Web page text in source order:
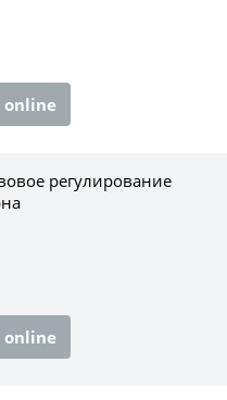
online
регулирование
online